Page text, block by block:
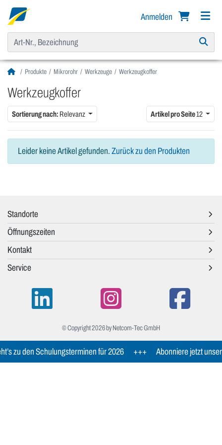
Anmelden
Produkte Mikrorohr Werkzeuge Werkzeugkoffer
Werkzeugkoffer
Sortierung nach: Relevanz Artikel pro Seite12
Leider keine Artikel gefunden. Zurück zu den Produkten
Standorte
Öffnungszeiten
Kontakt
Service
© Copyright 2026 by Netcom-Tec GmbH
zu den Schulungsterminen für 2026 +++ Abonniere jetzt